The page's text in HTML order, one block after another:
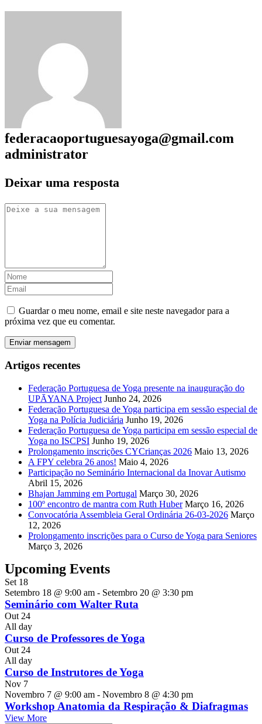
federacaoportuguesayoga@gmail.com
administrator
Deixar uma resposta
Guardar o meu nome, email e site neste navegador para a
próxima vez que eu comentar.
Artigos recentes
Federação Portuguesa de Yoga presente na inauguração do
UPĀYANA Project Junho 24, 2026
Federação Portuguesa de Yoga participa em sessão especial de
Yoga na Polícia Judiciária Junho 19, 2026
Federação Portuguesa de Yoga participa em sessão especial de
Yoga no ISCPSI Junho 19, 2026
Prolongamento inscrições CYCrianças 2026 Maio 13, 2026
A FPY celebra 26 anos! Maio 4, 2026
Participação no Seminário Internacional da Inovar Autismo
Abril 15, 2026
Bhajan Jamming em Portugal Março 30, 2026
100º encontro de mantra com Ruth Huber Março 16, 2026
Convocatória Assembleia Geral Ordinária 26-03-2026 Março
12, 2026
Prolongamento inscrições para o Curso de Yoga para Seniores
Março 3, 2026
Upcoming Events
Set 18
Setembro 18 @ 9:00 am - Setembro 20 @ 3:30 pm
Seminário com Walter Ruta
Out 24
All day
Curso de Professores de Yoga
Out 24
All day
Curso de Instrutores de Yoga
Nov 7
Novembro 7 @ 9:00 am - Novembro 8 @ 4:30 pm
Workshop Anatomia da Respiração & Diafragmas
View More